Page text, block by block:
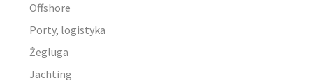
Offshore
Porty, logistyka
Żegluga
Jachting